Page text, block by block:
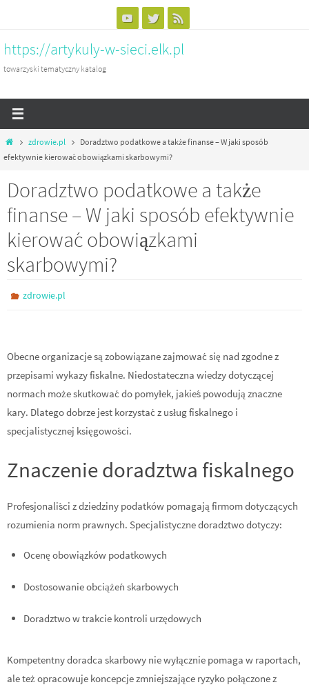
treści
https://artykuly-w-sieci.elk.pl
towarzyski tematyczny katalog
Homezdrowie.pl
Doradztwo podatkowe a także finanse – W jaki sposób
efektywnie kierować obowiązkami skarbowymi?
Doradztwo podatkowe a także
finanse – W jaki sposób efektywnie
kierować obowiązkami
skarbowymi?
zdrowie.pl
Obecne organizacje są zobowiązane zajmować się nad zgodne z
przepisami wykazy fiskalne. Niedostateczna wiedzy dotyczącej
normach może skutkować do pomyłek, jakieś powodują znaczne
kary. Dlatego dobrze jest korzystać z usług fiskalnego i
specjalistycznej księgowości.
Znaczenie doradztwa fiskalnego
Profesjonaliści z dziedziny podatków pomagają firmom dotyczących
rozumienia norm prawnych. Specjalistyczne doradztwo dotyczy:
Ocenę obowiązków podatkowych
Dostosowanie obciążeń skarbowych
Doradztwo w trakcie kontroli urzędowych
Kompetentny doradca skarbowy nie wyłącznie pomaga w raportach,
ale też opracowuje koncepcje zmniejszające ryzyko połączone z